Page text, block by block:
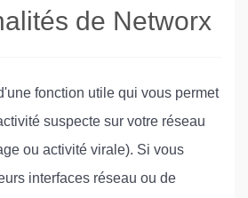
de Networx
fonction utile qui vous permet
suspecte sur votre réseau
ou activité virale). Si vous
interfaces réseau ou de